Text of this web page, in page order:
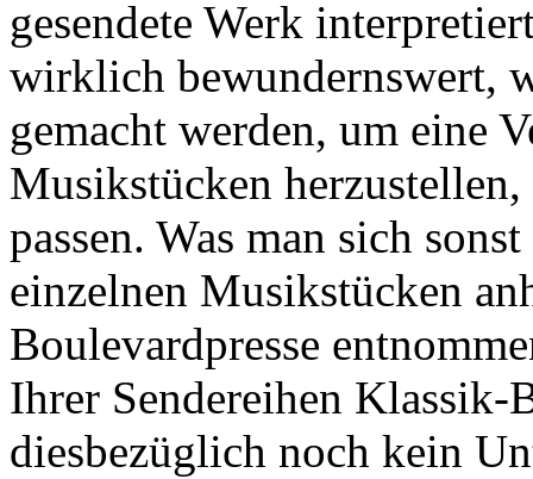
gesendete Werk
wirklich bewundernswert,
gemacht werden, um eine
Musikstücken
passen. Was man sich
einzelnen Musikstücken
Boulevardpresse
Ihrer Sendereihen Klassik-
diesbezüglich noch kein